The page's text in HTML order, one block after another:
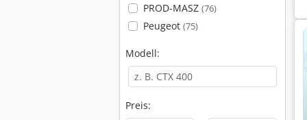
PROD-MASZ (76)
Peugeot (75)
Modell:
Preis: